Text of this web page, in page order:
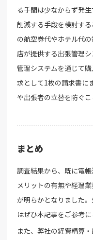
る手間は少なからず発
削減する手段を検討す
の航空券代やホテル代
店が提供する出張管理
管理システムを通じて
求として1枚の請求書に
や出張者の立替を防ぐこ
まとめ
調査結果から、既に電
メリットの有無や経理
が明らかとなりました
はぜひ本記事をご参考
また、弊社の経費精算